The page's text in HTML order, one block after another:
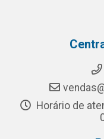
Horário de